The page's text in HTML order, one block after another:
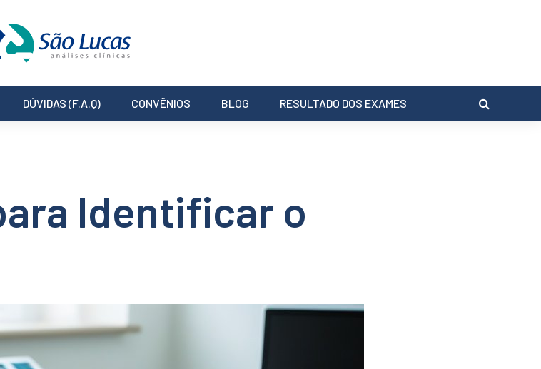
DÚVIDAS (F.A.Q) CONVÊNIOS BLOG RESULTADO DOS EXAMES
Identificar o